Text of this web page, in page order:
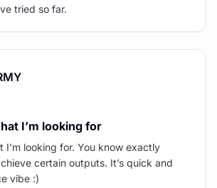
tried so far.
I’m looking for
I’m looking for. You know exactly
certain outputs. It’s quick and
vibe :)